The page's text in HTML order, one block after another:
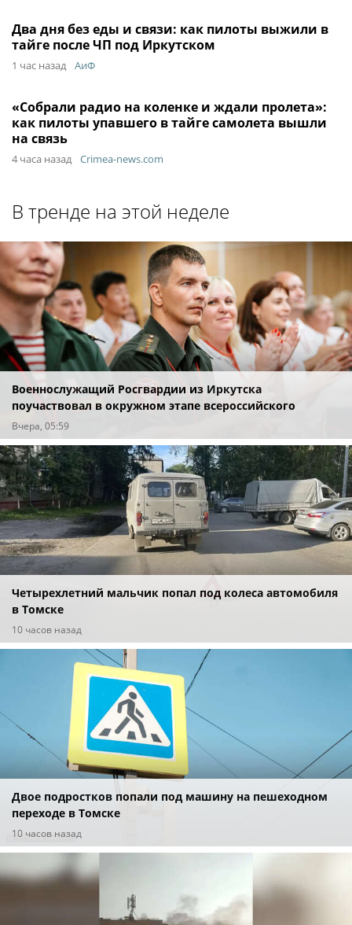
Два дня без еды и связи: как пилоты выжили в
тайге после ЧП под Иркутском
1 час назад АиФ
«Собрали радио на коленке и ждали пролета»:
как пилоты упавшего в тайге самолета вышли
на связь
4 часа назад Crimea-news.com
В тренде на этой неделе
Военнослужащий Росгвардии из Иркутска
поучаствовал в окружном этапе всероссийского
конкурса наставников «Быть, а не казаться»
Вчера, 05:59
Четырехлетний мальчик попал под колеса автомобиля
в Томске
10 часов назад
Двое подростков попали под машину на пешеходном
переходе в Томске
10 часов назад